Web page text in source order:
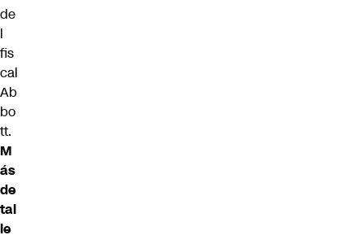
de
l
fis
cal
Ab
bo
tt.
M
ás
de
tal
le